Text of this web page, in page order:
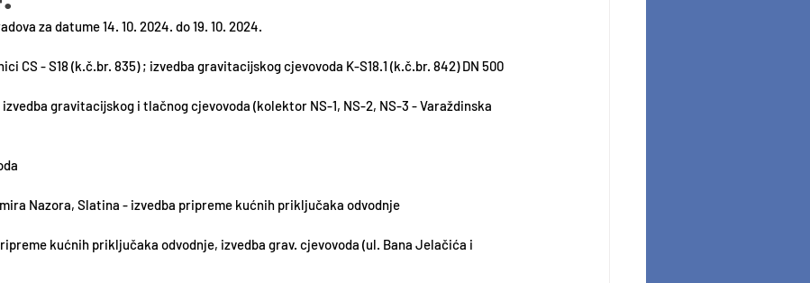
za datume 14. 10. 2024. do 19. 10. 2024.
CS - S18 (k.č.br. 835) ; izvedba gravitacijskog cjevovoda K-S18.1 (k.č.br. 842) DN 500
izvedba gravitacijskog i tlačnog cjevovoda (kolektor NS-1, NS-2, NS-3 - Varaždinska
Nazora, Slatina - izvedba pripreme kućnih priključaka odvodnje
kućnih priključaka odvodnje, izvedba grav. cjevovoda (ul. Bana Jelačića i